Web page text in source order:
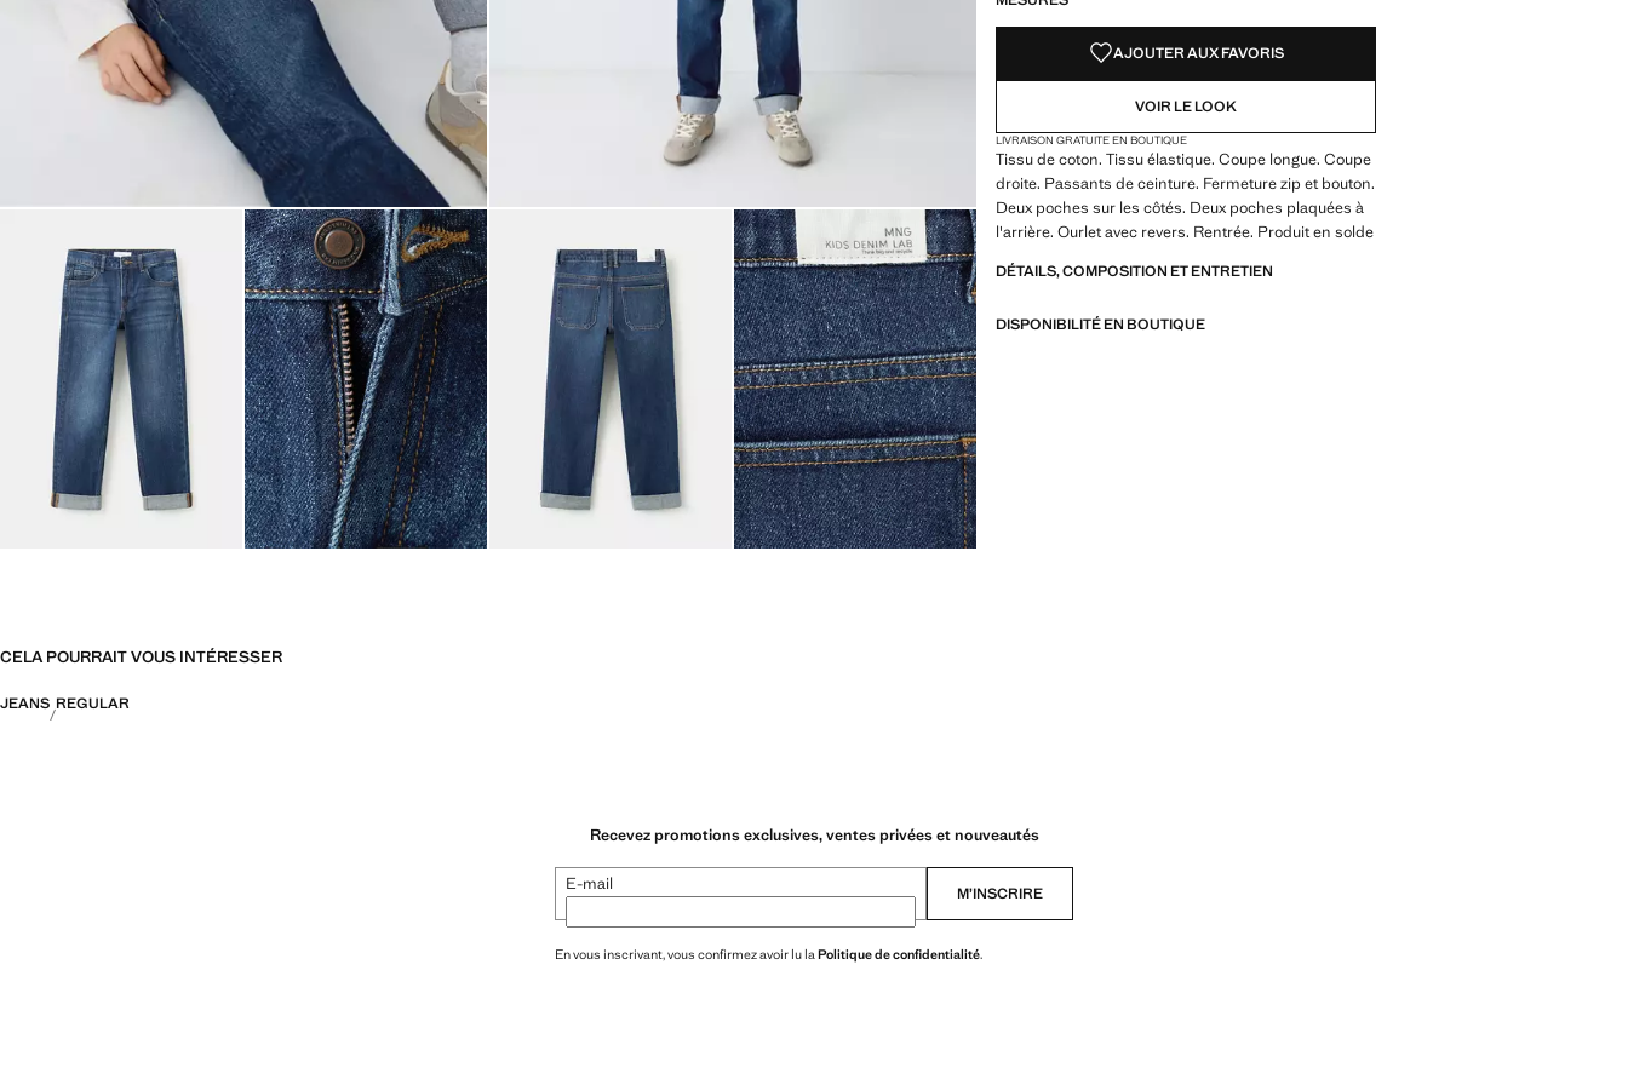
AJOUTER AUX FAVORIS
VOIR LE LOOK
LIVRAISON GRATUITE EN BOUTIQUE
Tissu de coton. Tissu élastique. Coupe longue. Coupe
droite. Passants de ceinture. Fermeture zip et bouton.
Deux poches sur les côtés. Deux poches plaquées à
l'arrière. Ourlet avec revers. Rentrée. Produit en solde
DÉTAILS, COMPOSITION ET ENTRETIEN
DISPONIBILITÉ EN BOUTIQUE
CELA POURRAIT VOUS INTÉRESSER
JEANS REGULAR
Recevez promotions exclusives, ventes privées et nouveautés
E-mail M’INSCRIRE
En vous inscrivant, vous confirmez avoir lu laPolitique de confidentialité.